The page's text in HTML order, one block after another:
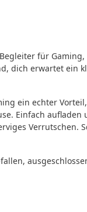
für
dich erwartet ein
ein echter
Einfach aufladen
Verrutschen.